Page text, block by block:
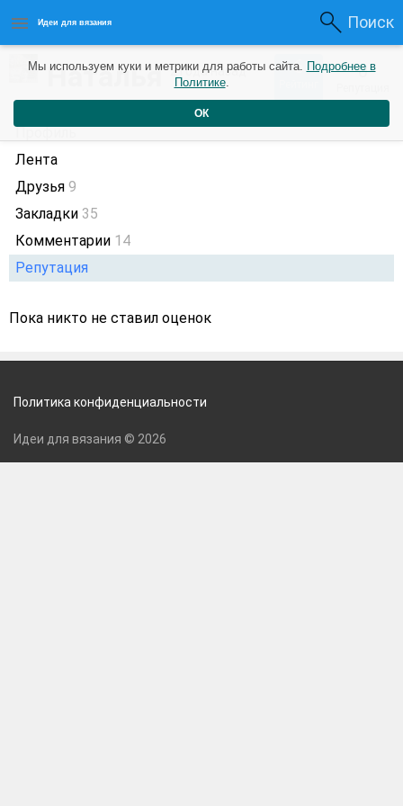
Идеи для вязания Поиск
Наталья2 года назад 6 0
Профиль
Лента
Друзья 9
Закладки 35
Комментарии 14
Репутация
Пока никто не ставил оценок
Мы используем куки и метрики для работы сайта. Подробнее в
Политике.
ОК
Политика конфиденциальности
Идеи для вязания © 2026